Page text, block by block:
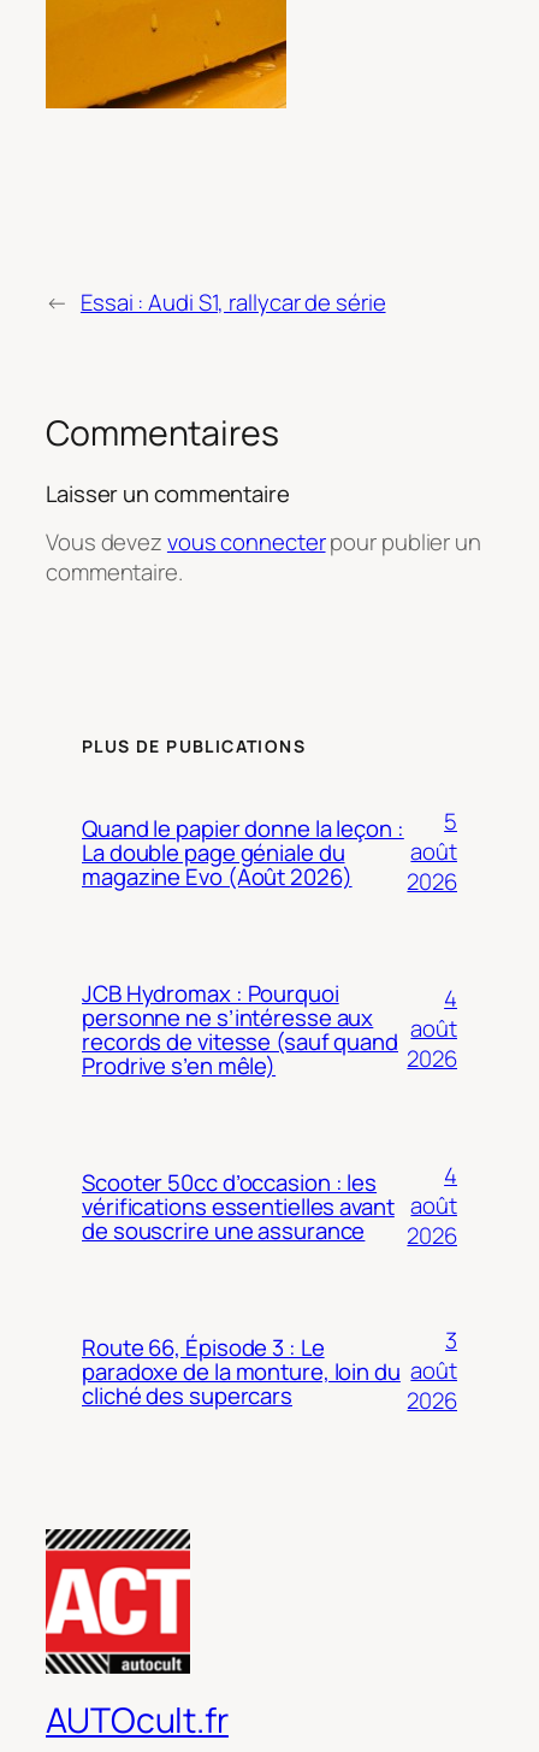
← Essai : Audi S1, rallycar de série
Commentaires
Laisser un commentaire
Vous devezvous connecterpour publier un
commentaire.
PLUS DE PUBLICATIONS
Quand le papier donne la leçon :
La double page géniale du
magazine Evo (Août 2026)
5
août
2026
JCB Hydromax : Pourquoi
personne ne s’intéresse aux
records de vitesse (sauf quand
Prodrive s’en mêle)
4
août
2026
Scooter 50cc d’occasion : les
vérifications essentielles avant
de souscrire une assurance
4
août
2026
Route 66, Épisode 3 : Le
paradoxe de la monture, loin du
cliché des supercars
3
août
2026
AUTOcult.fr